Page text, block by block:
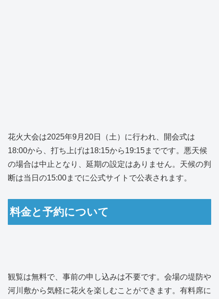
花火大会は2025年9月20日（土）に行われ、開会式は
18:00から、打ち上げは18:15から19:15までです。悪天候
の場合は中止となり、延期の設定はありません。天候の判
断は当日の15:00までに公式サイトで公表されます。
料金と予約について
観覧は無料で、事前の申し込みは不要です。会場の堤防や
河川敷から気軽に花火を楽しむことができます。有料席に